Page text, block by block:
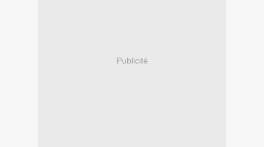
Publicité